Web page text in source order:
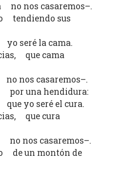
no nos casaremos–.
tendiendo sus
seré la cama.
que cama
nos casaremos–.
por una hendidura:
yo seré el cura.
que cura
nos casaremos–.
de un montón de